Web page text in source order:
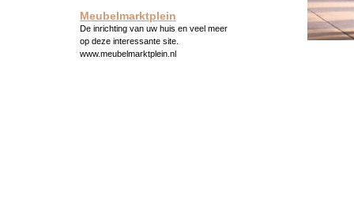
Meubelmarktplein
De inrichting van uw huis en veel meer
op deze interessante site.
www.meubelmarktplein.nl